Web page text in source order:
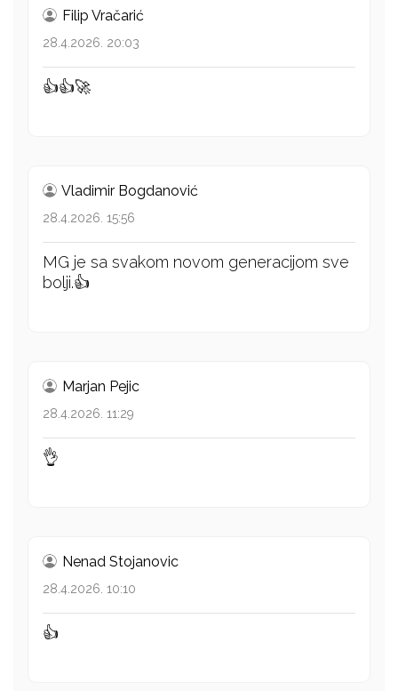
Filip Vračarić
28.4.2026. 20:03
👍👍🚀
Vladimir Bogdanović
28.4.2026. 15:56
MG je sa svakom novom generacijom sve
bolji.👍
Marjan Pejic
28.4.2026. 11:29
👌
Nenad Stojanovic
28.4.2026. 10:10
👍